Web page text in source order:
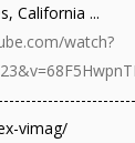
California ...
watch?
vimag/